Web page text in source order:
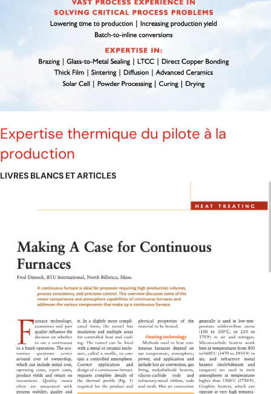
Expertise thermique du pilote à la
production
LIVRES BLANCS ET ARTICLES